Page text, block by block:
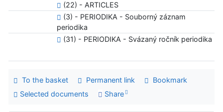
(22) - ARTICLES
(3) - PERIODIKA - Souborný záznam
periodika
(31) - PERIODIKA - Svázaný ročník periodika
To the basket Permanent link
Bookmark
Selected documents
Share